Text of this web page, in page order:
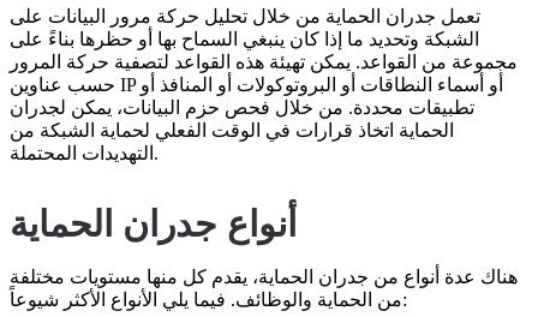
تعمل جدران الحماية من خلال تحليل حركة مرور البيانات على
الشبكة وتحديد ما إذا كان ينبغي السماح بها أو حظرها بناءً على
مجموعة من القواعد. يمكن تهيئة هذه القواعد لتصفية حركة المرور
حسب عناوين IP أو أسماء النطاقات أو البروتوكولات أو المنافذ أو
تطبيقات محددة. من خلال فحص حزم البيانات، يمكن لجدران
الحماية اتخاذ قرارات في الوقت الفعلي لحماية الشبكة من
التهديدات المحتملة.
أنواع جدران الحماية
هناك عدة أنواع من جدران الحماية، يقدم كل منها مستويات مختلفة
من الحماية والوظائف. فيما يلي الأنواع الأكثر شيوعاً: